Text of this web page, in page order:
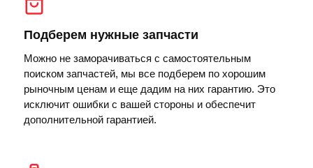
Подберем нужные запчасти
Можно не заморачиваться с самостоятельным
поиском запчастей, мы все подберем по хорошим
рыночным ценам и еще дадим на них гарантию. Это
исключит ошибки с вашей стороны и обеспечит
дополнительной гарантией.